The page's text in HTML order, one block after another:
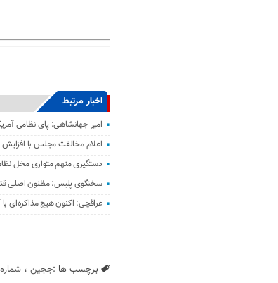
اخبار مرتبط
امیر جهانشاهی: پای نظامی
اعلام مخالفت مجلس با
دستگیری متهم متواری مخل
سخنگوی پلیس: مظنون اصلی
عراقچی: اکنون هیچ مذاکره‌ای با
برچسب ها :ججین ،